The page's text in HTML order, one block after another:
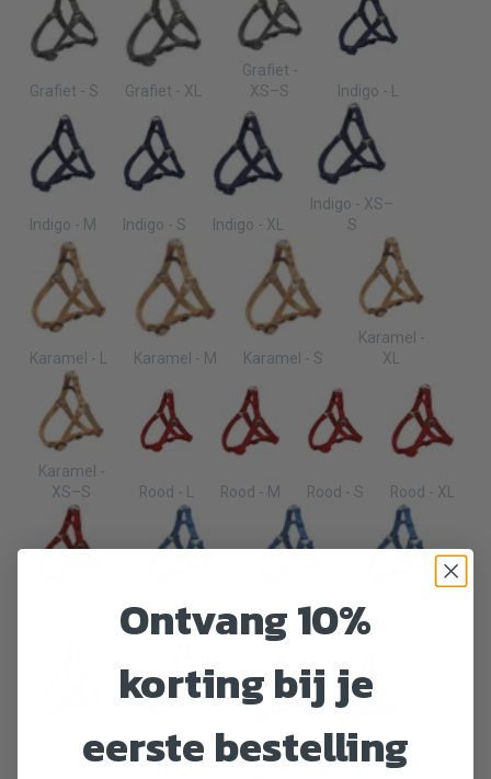
Grafiet - S Grafiet - XL
Grafiet -
XS–S
Indigo - L
Indigo - M Indigo - S Indigo - XL
Indigo - XS–
S
Karamel - L Karamel - M Karamel - S
Karamel -
XL
Karamel -
XS–S
Rood - L Rood - M Rood - S Rood - XL
Royal Blauw
- L
Royal Blauw
- M
Royal Blauw
Royal Blauw
- XL
Royal Blauw
- XS–S
Zwart - L Zwart - M
Ontvang 10%
korting bij je
eerste bestelling